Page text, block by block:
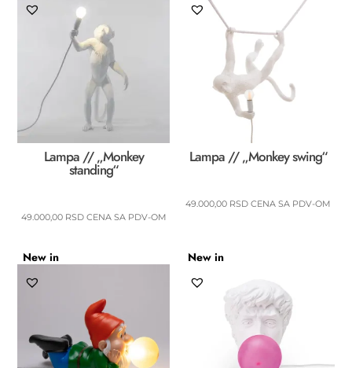
Lampa // „Monkey
standing“
49.000,00 RSD CENA SA PDV-OM
Lampa // „Monkey swing“
49.000,00 RSD CENA SA PDV-OM
New in New in